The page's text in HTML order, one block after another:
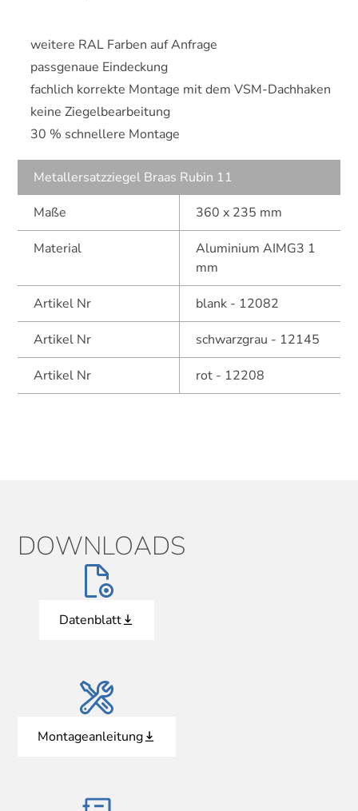
weitere RAL Farben auf Anfrage
passgenaue Eindeckung
fachlich korrekte Montage mit dem VSM-Dachhaken
keine Ziegelbearbeitung
30 % schnellere Montage
Metallersatzziegel Braas Rubin 11
Maße
360 x 235 mm
Material
Aluminium AIMG3 1
mm
Artikel Nr blank - 12082
Artikel Nr schwarzgrau - 12145
Artikel Nr rot - 12208
DOWNLOADS
Datenblatt
Montageanleitung